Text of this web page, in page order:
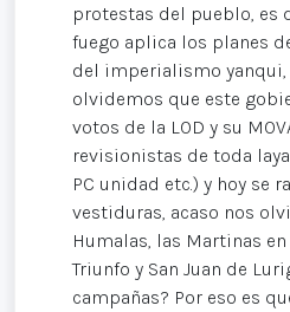
protestas del pueblo, es
fuego aplica los planes
del imperialismo yanqui,
olvidemos que este
votos de la LOD y su
revisionistas de toda laya
PC unidad etc.) y hoy se
vestiduras, acaso nos
Humalas, las Martinas
Triunfo y San Juan de
campañas? Por eso es